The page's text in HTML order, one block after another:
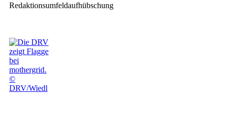
Redaktionsumfeldaufhübschung